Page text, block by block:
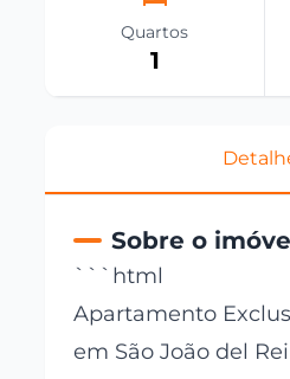
Quartos
1
Sobre o
```html
Apartamento
em São João del